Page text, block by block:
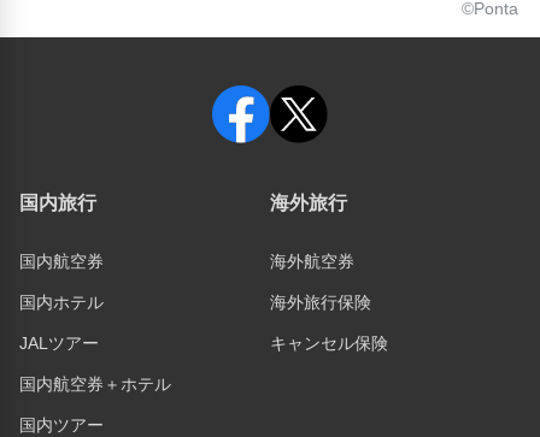
©Ponta
国内旅行
国内航空券
国内ホテル
JALツアー
国内航空券＋ホテル
国内ツアー
海外旅行
海外航空券
海外旅行保険
キャンセル保険